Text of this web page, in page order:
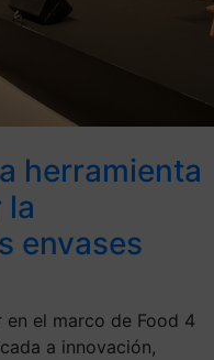
herramienta
la
envases
el marco de Food 4
a innovación,